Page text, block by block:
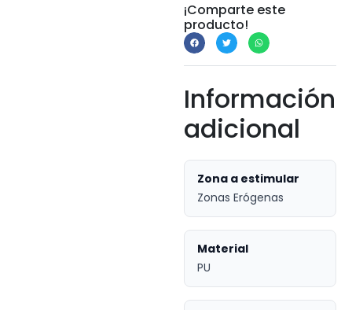
¡Comparte este
producto!
Información
adicional
Zona a estimular
Zonas Erógenas
Material
PU